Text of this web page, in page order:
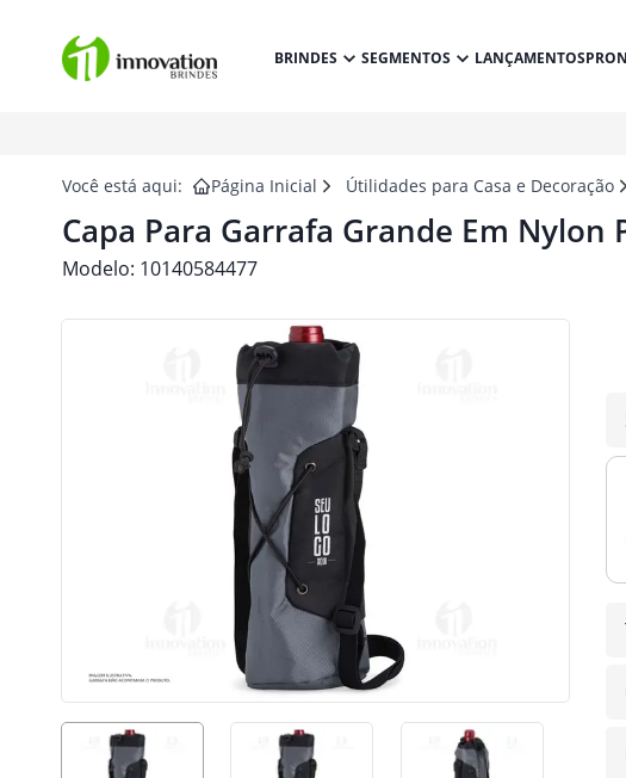
BRINDES SEGMENTOS LANÇAMENTOS
Você está aqui: Página Inicial Útilidades para Casa e Decoração
Capa Para Garrafa Grande Em Nylon
Modelo: 10140584477